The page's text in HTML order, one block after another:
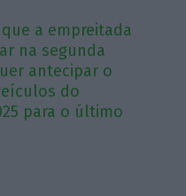
a empreitada
na segunda
antecipar o
do
para o último